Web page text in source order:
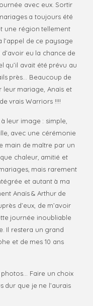
avec eux. Sortir
a toujours été
une région tellement
l’appel de ce paysage
eu la chance de
avait été prévu au
près… Beaucoup de
mariage, Anaïs et
vrais Warriors !!!!
leur image : simple,
avec une cérémonie
main de maître par un
chaleur, amitié et
mais rarement
et autant à ma
Anaïs & Arthur de
d’eux, de m’avoir
journée inoubliable
Il restera un grand
et de mes 10 ans
Faire un choix
dur que je ne l’aurais